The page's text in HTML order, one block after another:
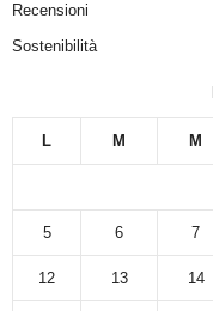
Recensioni
Sostenibilità
L M M
5 6 7
12 13 14